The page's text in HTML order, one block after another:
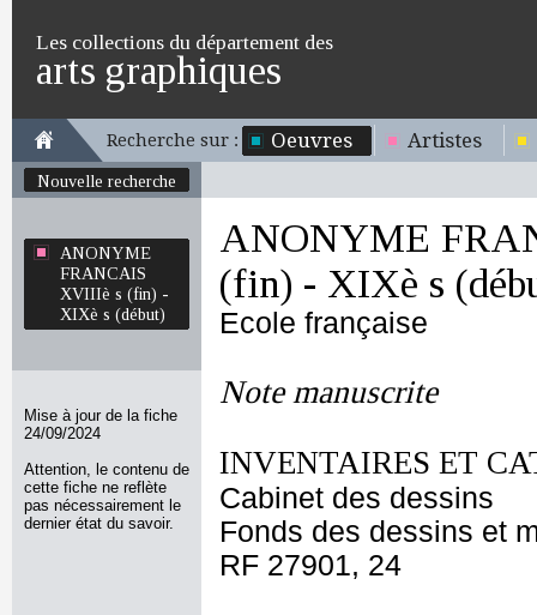
Les collections du département des
arts graphiques
Recherche sur : Oeuvres Artistes
Nouvelle recherche
ANONYME
FRANCAIS
XVIIIè s (fin) -
XIXè s (début)
Mise à jour de la fiche
24/09/2024
Attention, le contenu de
cette fiche ne reflète
pas nécessairement le
dernier état du savoir.
ANONYME
(fin) - XIXè s
Ecole française
Note manuscrite
INVENTAIRES ET
Cabinet des dessins
Fonds des dessins et
RF 27901, 24